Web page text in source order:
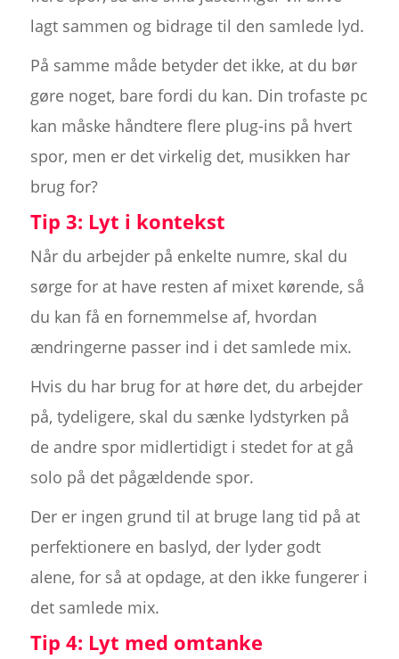
lagt sammen og bidrage til den samlede lyd.
På samme måde betyder det ikke, at du bør
gøre noget, bare fordi du kan. Din trofaste pc
kan måske håndtere flere plug-ins på hvert
spor, men er det virkelig det, musikken har
brug for?
Tip 3: Lyt i kontekst
Når du arbejder på enkelte numre, skal du
sørge for at have resten af mixet kørende, så
du kan få en fornemmelse af, hvordan
ændringerne passer ind i det samlede mix.
Hvis du har brug for at høre det, du arbejder
på, tydeligere, skal du sænke lydstyrken på
de andre spor midlertidigt i stedet for at gå
solo på det pågældende spor.
Der er ingen grund til at bruge lang tid på at
perfektionere en baslyd, der lyder godt
alene, for så at opdage, at den ikke fungerer i
det samlede mix.
Tip 4: Lyt med omtanke